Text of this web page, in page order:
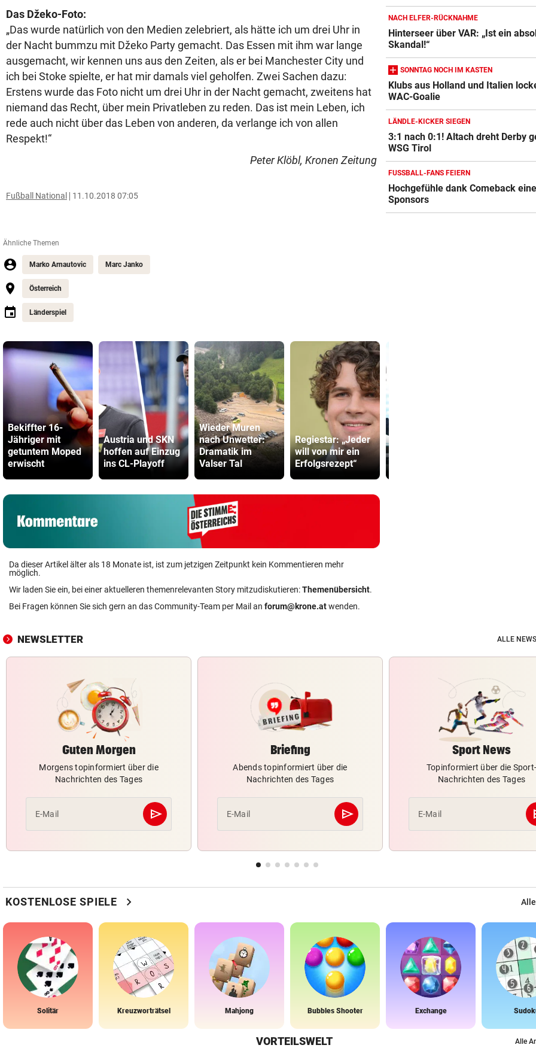
Das Džeko-Foto:
„Das wurde natürlich von den Medien zelebriert, als hätte ich um drei Uhr in
der Nacht bummzu mit Džeko Party gemacht. Das Essen mit ihm war lange
ausgemacht, wir kennen uns aus den Zeiten, als er bei Manchester City und
ich bei Stoke spielte, er hat mir damals viel geholfen. Zwei Sachen dazu:
Erstens wurde das Foto nicht um drei Uhr in der Nacht gemacht, zweitens hat
niemand das Recht, über mein Privatleben zu reden. Das ist mein Leben, ich
rede auch nicht über das Leben von anderen, da verlange ich von allen
Respekt!“
Peter Klöbl, Kronen Zeitung
Fußball National 11.10.2018 07:05
Ähnliche Themen
Marko Arnautovic Marc Janko
Österreich
Länderspiel
Bekiffter 16-
Jähriger mit
getuntem Moped
erwischt
Austria und SKN
hoffen auf Einzug
ins CL-Playoff
Wieder Muren
nach Unwetter:
Dramatik im
Valser Tal
Regiestar: „Jeder
will von mir ein
Erfolgsrezept“
Da dieser Artikel älter als 18 Monate ist, ist zum jetzigen Zeitpunkt kein Kommentieren mehr
möglich.
Wir laden Sie ein, bei einer aktuelleren themenrelevanten Story mitzudiskutieren:Themenübersicht.
Bei Fragen können Sie sich gern an das Community-Team per Mail an forum@krone.atwenden.
NACH ELFER-RÜCKNAHME
Hinterseer über VAR: „Ist ein
Skandal!“
SONNTAG NOCH IM KASTEN
Klubs aus Holland und Italien
WAC-Goalie
LÄNDLE-KICKER SIEGEN
3:1 nach 0:1! Altach dreht Derby
WSG Tirol
FUSSBALL-FANS FEIERN
Hochgefühle dank Comeback
Sponsors
NEWSLETTER ALLE
Guten Morgen
Morgens topinformiert über die
Nachrichten des Tages
E-Mail send
Abschicken
Briefing
Abends topinformiert über die
Nachrichten des Tages
E-Mail send
Abschicken
Sport News
Topinformiert über die Sport-
Nachrichten des Tages
E-Mail
KOSTENLOSE SPIELE chevron_right
Solitär Kreuzworträtsel Mahjong Bubbles Shooter Exchange
VORTEILSWELT Alle